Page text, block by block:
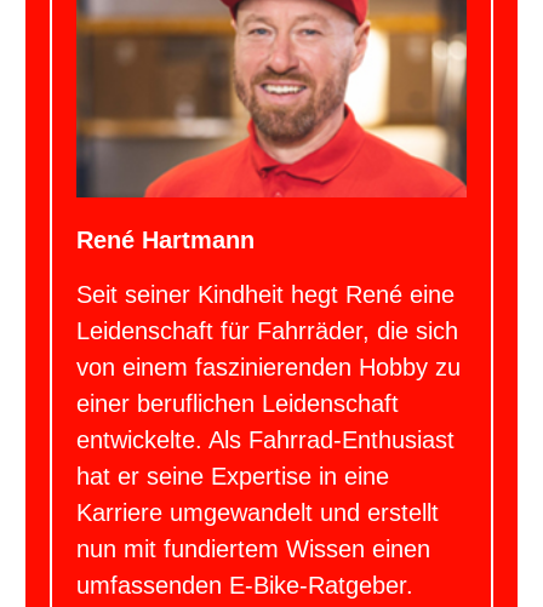
René Hartmann
Seit seiner Kindheit hegt René eine
Leidenschaft für Fahrräder, die sich
von einem faszinierenden Hobby zu
einer beruflichen Leidenschaft
entwickelte. Als Fahrrad-Enthusiast
hat er seine Expertise in eine
Karriere umgewandelt und erstellt
nun mit fundiertem Wissen einen
umfassenden E-Bike-Ratgeber.